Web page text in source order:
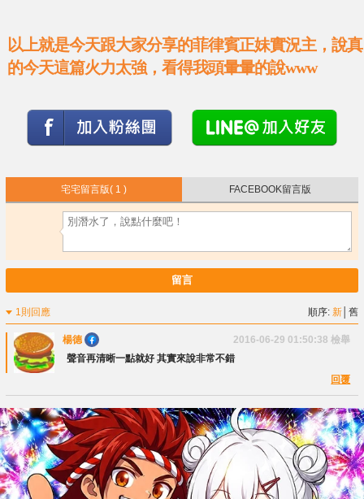
以上就是今天跟大家分享的菲律賓正妹實況主，說真
的今天這篇火力太強，看得我頭暈暈的說www
宅宅留言版( 1 ) FACEBOOK留言版
留言
1則回應 順序:新 │舊
楊德 2016-06-29 01:50:38 檢舉
聲音再清晰一點就好 其實來說非常不錯
回覆